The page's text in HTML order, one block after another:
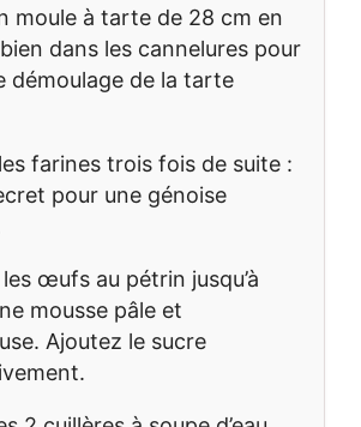
moule à tarte de 28 cm en
dans les cannelures pour
démoulage de la tarte
farines trois fois de suite :
pour une génoise
œufs au pétrin jusqu’à
mousse pâle et
Ajoutez le sucre